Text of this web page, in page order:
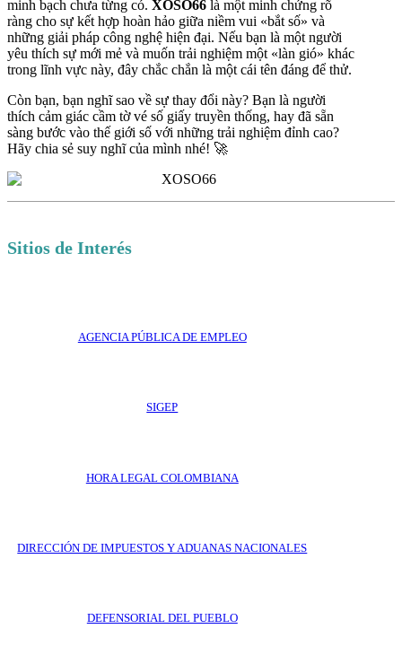
minh bạch chưa từng có. XOSO66 là một minh chứng rõ
ràng cho sự kết hợp hoàn hảo giữa niềm vui «bắt số» và
những giải pháp công nghệ hiện đại. Nếu bạn là một người
yêu thích sự mới mẻ và muốn trải nghiệm một «làn gió» khác
trong lĩnh vực này, đây chắc chắn là một cái tên đáng để thử.
Còn bạn, bạn nghĩ sao về sự thay đổi này? Bạn là người
thích cảm giác cầm tờ vé số giấy truyền thống, hay đã sẵn
sàng bước vào thế giới số với những trải nghiệm đỉnh cao?
Hãy chia sẻ suy nghĩ của mình nhé! 🚀
Sitios de Interés
AGENCIA PÚBLICA DE EMPLEO
SIGEP
HORA LEGAL COLOMBIANA
DIRECCIÓN DE IMPUESTOS Y ADUANAS NACIONALES
DEFENSORIAL DEL PUEBLO